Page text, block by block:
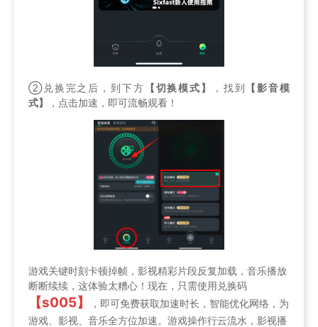
②兑换完之后，到下方 【切换模式】 ，找到
【影音模
式】
，点击加速，即可流畅观看！
游戏关键时刻卡顿掉帧，影视精彩片段反复加载，音乐播放
断断续续，这体验太糟心！现在，只需使用兑换码
【s005】
，即可免费获取加速时长，智能优化网络，为
游戏、影视、音乐全方位加速。游戏操作行云流水，影视播